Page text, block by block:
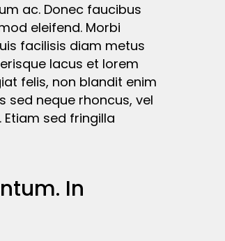
ac. Donec faucibus
eleifend. Morbi
facilisis diam metus
lacus et lorem
felis, non blandit enim
sed neque rhoncus, vel
sed fringilla
In